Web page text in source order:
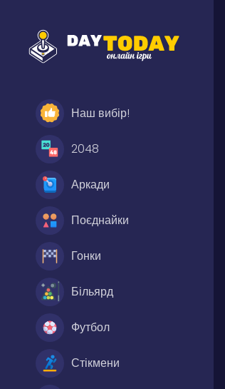
Наш вибір!
2048
Аркади
Поєднайки
Гонки
Більярд
Футбол
Стікмени